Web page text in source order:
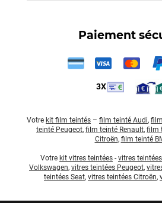
Paiement
3X
Votre kit film teintés – film teinté Audi,
teinté Peugeot, film teinté Renault, film
Citroën, film teinté
Votre kit vitres teintées - vitres
Volkswagen, vitres teintées Peugeot,
teintées Seat, vitres teintées Citroën,